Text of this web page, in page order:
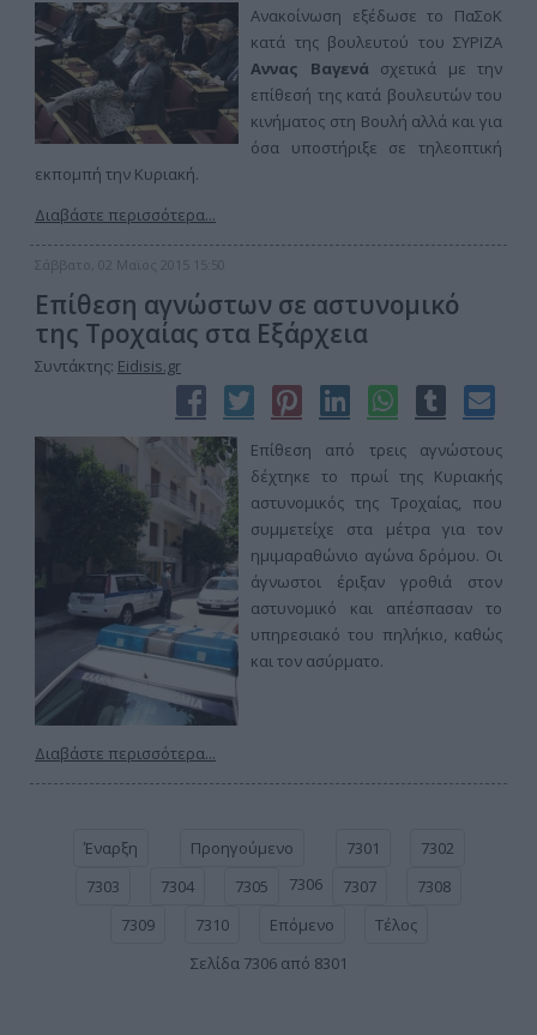
Ανακοίνωση εξέδωσε το ΠαΣοΚ
κατά της βουλευτού του ΣΥΡΙΖΑ
Αννας Βαγενάσχετικά με την
επίθεσή της κατά βουλευτών του
κινήματος στη Βουλή αλλά και για
όσα υποστήριξε σε τηλεοπτική
εκπομπή την Κυριακή.
Διαβάστε περισσότερα...
Σάββατο, 02 Μαϊος 2015 15:50
Επίθεση αγνώστων σε αστυνομικό
της Τροχαίας στα Εξάρχεια
Συντάκτης: Eidisis.gr
Επίθεση από τρεις αγνώστους
δέχτηκε το πρωί της Κυριακής
αστυνομικός της Τροχαίας, που
συμμετείχε στα μέτρα για τον
ημιμαραθώνιο αγώνα δρόμου. Οι
άγνωστοι έριξαν γροθιά στον
αστυνομικό και απέσπασαν το
υπηρεσιακό του πηλήκιο, καθώς
και τον ασύρματο.
Διαβάστε περισσότερα...
Έναρξη Προηγούμενο 7301
7302
7303
7304 7305 7306 7307
7308
7309
7310 Επόμενο
Τέλος
Σελίδα 7306 από 8301